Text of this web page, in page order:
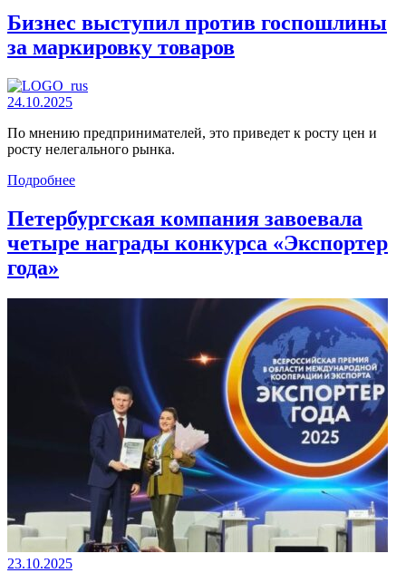
Бизнес выступил против госпошлины
за маркировку товаров
24.10.2025
По мнению предпринимателей, это приведет к росту цен и
росту нелегального рынка.
Подробнее
Петербургская компания завоевала
четыре награды конкурса «Экспортер
года»
23.10.2025